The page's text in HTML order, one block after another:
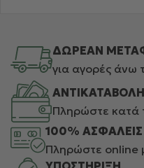
ΔΩΡΕΑΝ
για αγορές άνω
ΑΝΤΙΚΑΤΑΒΟΛΗ
Πληρώστε κατά
100%
Πληρώστε online